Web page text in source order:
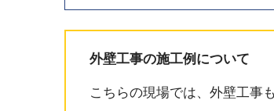
外壁工事の施工例について
こちらの現場では、外壁工事